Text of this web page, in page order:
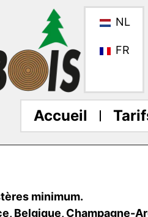
NL
FR
Accueil
minimum.
Belgique, Champagne-